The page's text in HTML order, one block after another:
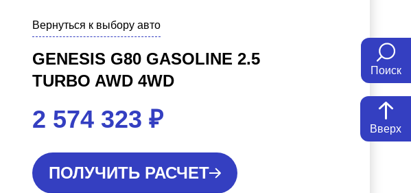
Поиск
Вверх
Вернуться к выбору авто
GENESIS G80 GASOLINE 2.5
TURBO AWD 4WD
2 574 323 ₽
ПОЛУЧИТЬ РАСЧЕТ